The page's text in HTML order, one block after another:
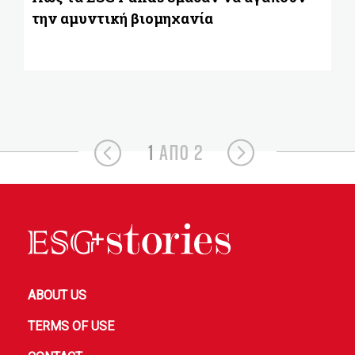
την αμυντική βιομηχανία
1 ΑΠΟ 2
ABOUT US
TERMS OF USE